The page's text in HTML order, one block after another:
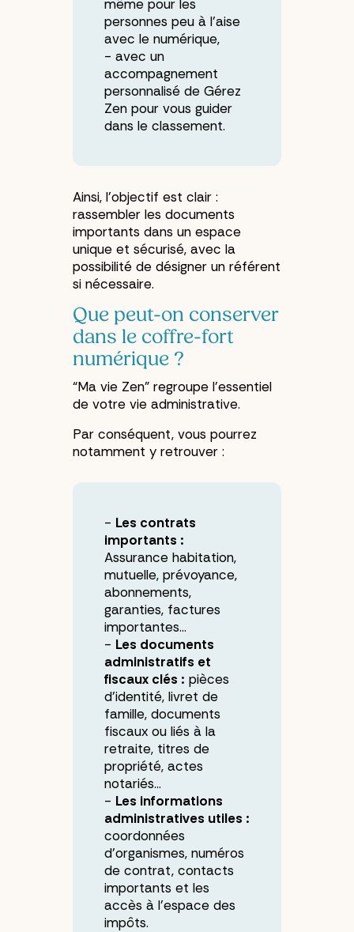
même pour les
personnes peu à l'aise
avec le numérique,
avec un
accompagnement
personnalisé de Gérez
Zen pour vous guider
dans le classement.
Ainsi, l’objectif est clair :
rassembler les documents
importants dans un espace
unique et sécurisé, avec la
possibilité de désigner un référent
si nécessaire.
Que peut-on conserver
dans le coffre-fort
numérique ?
“Ma vie Zen” regroupe l’essentiel
de votre vie administrative.
Par conséquent, vous pourrez
notamment y retrouver :
Les contrats
importants :
Assurance habitation,
mutuelle, prévoyance,
abonnements,
garanties, factures
importantes…
Les documents
administratifs et
fiscaux clés : pièces
d’identité, livret de
famille, documents
fiscaux ou liés à la
retraite, titres de
propriété, actes
notariés…
Les informations
administratives utiles :
coordonnées
d’organismes, numéros
de contrat, contacts
importants et les
accès à l’espace des
impôts.